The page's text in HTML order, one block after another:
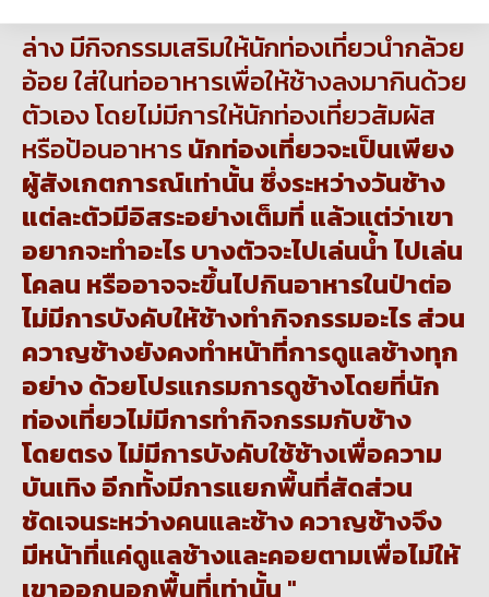
ล่าง มีกิจกรรมเสริมให้นักท่องเที่ยวนำกล้วย
อ้อย ใส่ในท่ออาหารเพื่อให้ช้างลงมากินด้วย
ตัวเอง โดยไม่มีการให้นักท่องเที่ยวสัมผัส
หรือป้อนอาหารนักท่องเที่ยวจะเป็นเพียง
ผู้สังเกตการณ์เท่านั้น ซึ่งระหว่างวันช้าง
แต่ละตัวมีอิสระอย่างเต็มที่ แล้วแต่ว่าเขา
อยากจะทำอะไรบางตัวจะไปเล่นน้ำไปเล่น
โคลน หรืออาจจะขึ้นไปกินอาหารในป่าต่อ
ไม่มีการบังคับให้ช้างทำกิจกรรมอะไรส่วน
ควาญช้างยังคงทำหน้าที่การดูแลช้างทุก
อย่าง ด้วยโปรแกรมการดูช้างโดยที่นัก
ท่องเที่ยวไม่มีการทำกิจกรรมกับช้าง
โดยตรง ไม่มีการบังคับใช้ช้างเพื่อความ
บันเทิง อีกทั้งมีการแยกพื้นที่สัดส่วน
ชัดเจนระหว่างคนและช้าง ควาญช้างจึง
มีหน้าที่แค่ดูแลช้างและคอยตามเพื่อไม่ให้
เขาออกนอกพื้นที่เท่านั้น